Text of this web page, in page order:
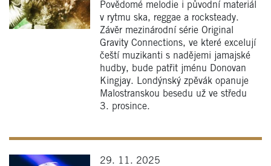
Povědomé melodie i původní materiál
v rytmu ska, reggae a rocksteady.
Závěr mezinárodní série Original
Gravity Connections, ve které excelují
čeští muzikanti s nadějemi jamajské
hudby, bude patřit jménu Donovan
Kingjay. Londýnský zpěvák opanuje
Malostranskou besedu už ve středu
3. prosince.
29. 11. 2025